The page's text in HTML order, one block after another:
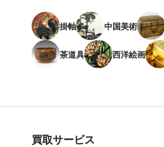
掛軸 中国美術
茶道具 西洋絵画
買取サービス